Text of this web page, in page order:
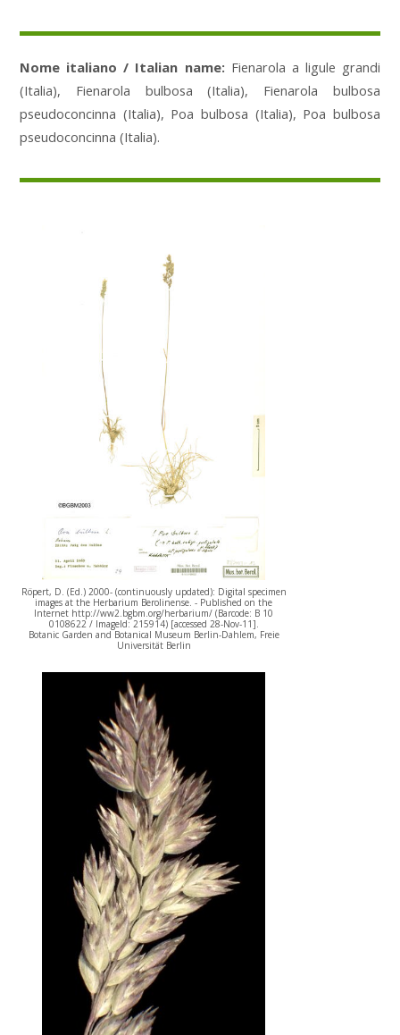
Nome italiano / Italian name: Fienarola a ligule grandi
(Italia), Fienarola bulbosa (Italia), Fienarola bulbosa
pseudoconcinna (Italia), Poa bulbosa (Italia), Poa bulbosa
pseudoconcinna (Italia).
Röpert, D. (Ed.) 2000- (continuously updated): Digital specimen
images at the Herbarium Berolinense. - Published on the
Internet http://ww2.bgbm.org/herbarium/ (Barcode: B 10
0108622 / ImageId: 215914) [accessed 28-Nov-11].
Botanic Garden and Botanical Museum Berlin-Dahlem, Freie
Universität Berlin